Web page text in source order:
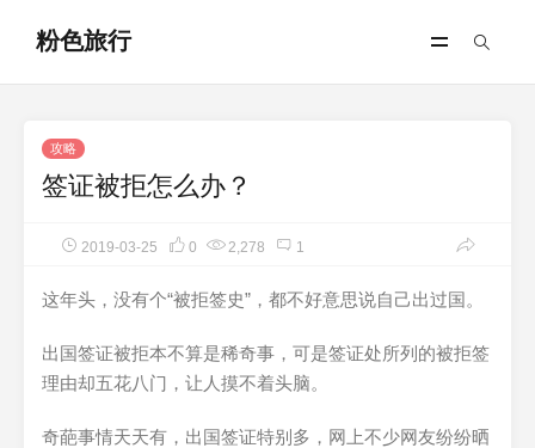
粉色旅行
攻略
签证被拒怎么办？
2019-03-25 0 2,278 1
这年头，没有个“被拒签史”，都不好意思说自己出过国。
出国签证被拒本不算是稀奇事，可是签证处所列的被拒签
理由却五花八门，让人摸不着头脑。
奇葩事情天天有，出国签证特别多，网上不少网友纷纷晒